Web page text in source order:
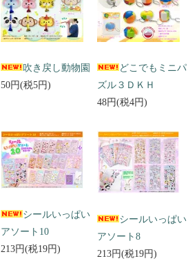
吹き戻し動物園
50円(税5円)
どこでもミニパ
ズル３ＤＫＨ
48円(税4円)
シールいっぱい
アソート10
213円(税19円)
シールいっぱい
アソート8
213円(税19円)